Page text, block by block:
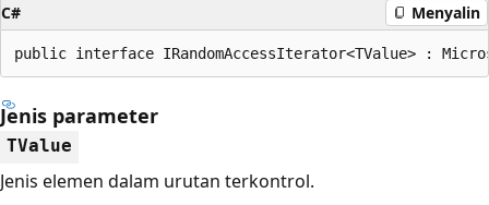
C# Menyalin
public interface IRandomAccessIterator<TValue> :
Jenis parameter
TValue
Jenis elemen dalam urutan terkontrol.